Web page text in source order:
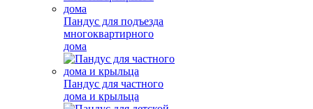
Пандус для подъезда
многоквартирного
дома
Пандус для частного
дома и крыльца